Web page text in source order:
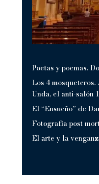
Poetas y poemas.
Los 4 mosqueteros.
Unda, el anti-salón
El “Ensueño” de
Fotografía post
El arte y la